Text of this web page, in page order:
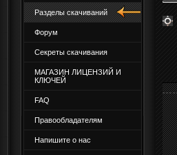
Разделы скачиваний
Форум
Секреты скачивания
МАГАЗИН ЛИЦЕНЗИЙ И
КЛЮЧЕЙ
FAQ
Правообладателям
Напишите о нас